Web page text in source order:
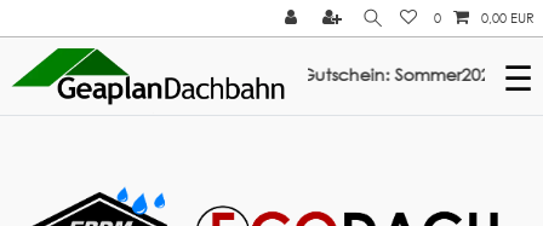
0 0,00 EUR
auf ElastoTop & Multi-Fix: Gutschein: Sommer2026 /// ☰